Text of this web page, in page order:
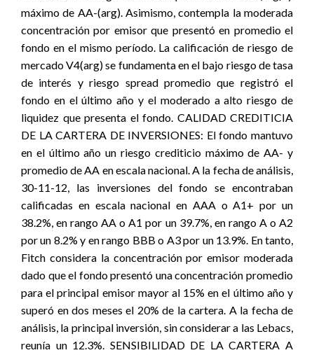
máximo de AA-(arg). Asimismo, contempla la moderada
concentración por emisor que presentó en promedio el
fondo en el mismo período. La calificación de riesgo de
mercado V4(arg) se fundamenta en el bajo riesgo de tasa
de interés y riesgo spread promedio que registró el
fondo en el último año y el moderado a alto riesgo de
liquidez que presenta el fondo. CALIDAD CREDITICIA
DE LA CARTERA DE INVERSIONES: El fondo mantuvo
en el último año un riesgo crediticio máximo de AA- y
promedio de AA en escala nacional. A la fecha de análisis,
30-11-12, las inversiones del fondo se encontraban
calificadas en escala nacional en AAA o A1+ por un
38.2%, en rango AA o A1 por un 39.7%, en rango A o A2
por un 8.2% y en rango BBB o A3 por un 13.9%. En tanto,
Fitch considera la concentración por emisor moderada
dado que el fondo presentó una concentración promedio
para el principal emisor mayor al 15% en el último año y
superó en dos meses el 20% de la cartera. A la fecha de
análisis, la principal inversión, sin considerar a las Lebacs,
reunía un 12.3%. SENSIBILIDAD DE LA CARTERA A